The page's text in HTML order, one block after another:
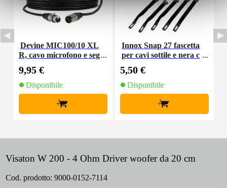
Devine MIC100/10 XL
R, cavo microfono e seg
9,95 €
Disponibile
+
Innox Snap 27 fascetta
per cavi sottile e nera c
(10 pezzi)
5,50 €
Disponibile
+
Visaton W 200 - 4 Ohm Driver woofer da 20 cm
Cod. prodotto: 9000-0152-7114